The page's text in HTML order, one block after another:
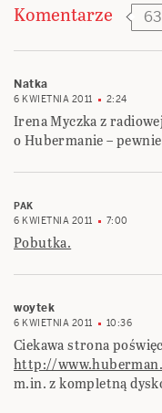
Komentarze 63
Natka
6 KWIETNIA 2011 2:24
Irena Myczka z
o Hubermanie –
PAK
6 KWIETNIA 2011
7:00
Pobutka.
woytek
6 KWIETNIA 2011 10:36
Ciekawa strona
http://
m.in. z kompletną